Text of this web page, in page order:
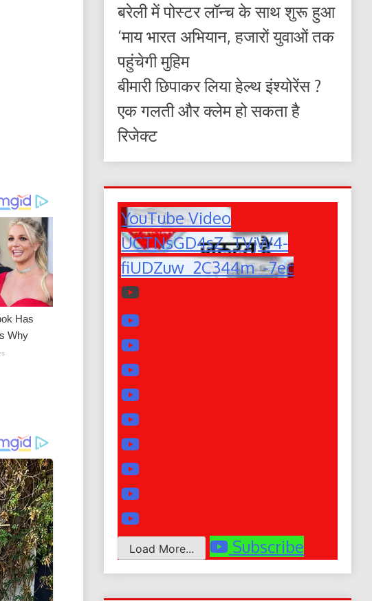
बरेली में पोस्टर लॉन्च के साथ शुरू हुआ
‘माय भारत अभियान, हजारों युवाओं तक
पहुंचेगी मुहिम
बीमारी छिपाकर लिया हेल्थ इंश्योरेंस ?
एक गलती और क्लेम हो सकता है
रिजेक्ट
YouTube Video
UCTNsGD4sZ_TVjW4-
fiUDZuw_2C344m_-7ec
Load More... Subscribe